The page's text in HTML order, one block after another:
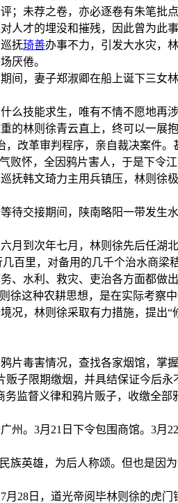
；未荐之卷，亦必逐卷有朱笔批点
人才的埋没和摧残，因此曾为此事
抚琦善办事不力，引发大水灾，
厌倦。
，妻子郑淑卿在船上诞下三女
技能求生，唯有不情不愿地再
的林则徐青云直上，终可以一展抱
改革审判程序，亲自裁决案件
败怀，全因鸦片害人，于是下令江
抚韩文琦力主用兵镇压，林则
待交接期间，陕南略阳一带发
月到次年七月，林则徐先后任湖
百里，对备用的几千个治水商梁
、水利、救灾、吏治各方面都
徐这种农耕思想，是在实际考察中
，林则徐采取有力措施，提出
毒害情况，查找各家烟馆，掌
子限期缴烟，并具结保证今后
监督义律和鸦片贩子，收缴全
州。3月21日下令包围商馆。3月
英雄，为后人称颂。但也是因
28日，道光帝阅毕林则徐的虎